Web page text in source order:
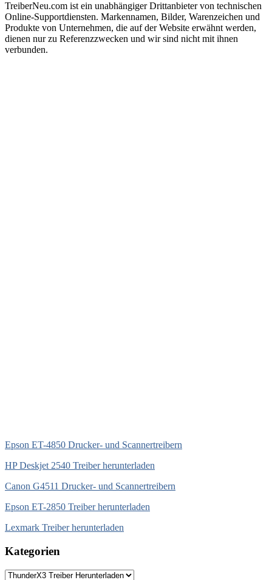
TreiberNeu.com ist ein unabhängiger Drittanbieter von technischen
Online-Supportdiensten. Markennamen, Bilder, Warenzeichen und
Produkte von Unternehmen, die auf der Website erwähnt werden,
dienen nur zu Referenzzwecken und wir sind nicht mit ihnen
verbunden.
Epson ET-4850 Drucker- und Scannertreibern
HP Deskjet 2540 Treiber herunterladen
Canon G4511 Drucker- und Scannertreibern
Epson ET-2850 Treiber herunterladen
Lexmark Treiber herunterladen
Kategorien
Kategorien